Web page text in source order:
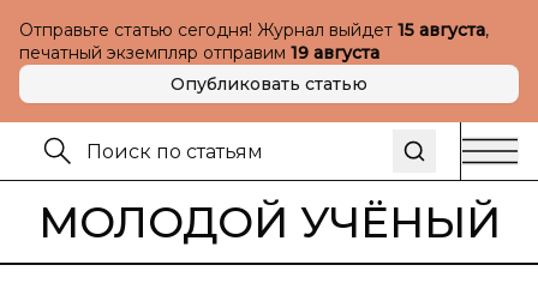
Отправьте статью сегодня! Журнал выйдет 15 августа,
печатный экземпляр отправим 19 августа
Опубликовать статью
МОЛОДОЙ УЧЁНЫЙ